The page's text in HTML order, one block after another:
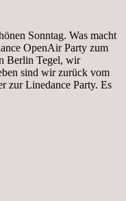
Sonntag. Was macht
OpenAir Party zum
Berlin Tegel, wir
sind wir zurück vom
zur Linedance Party. Es